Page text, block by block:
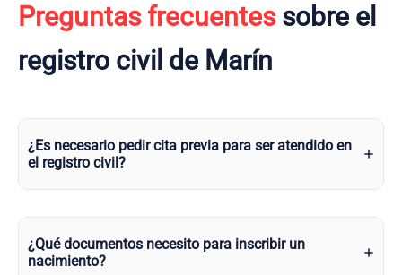
Preguntas frecuentessobre el
registro civil de Marín
¿Es necesario pedir cita previa para ser atendido en
el registro civil?
¿Qué documentos necesito para inscribir un
nacimiento?